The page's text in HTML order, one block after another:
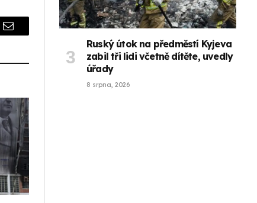
Email
Ruský útok na předměstí Kyjeva
zabil tři lidi včetně dítěte, uvedly
úřady
8 srpna, 2026